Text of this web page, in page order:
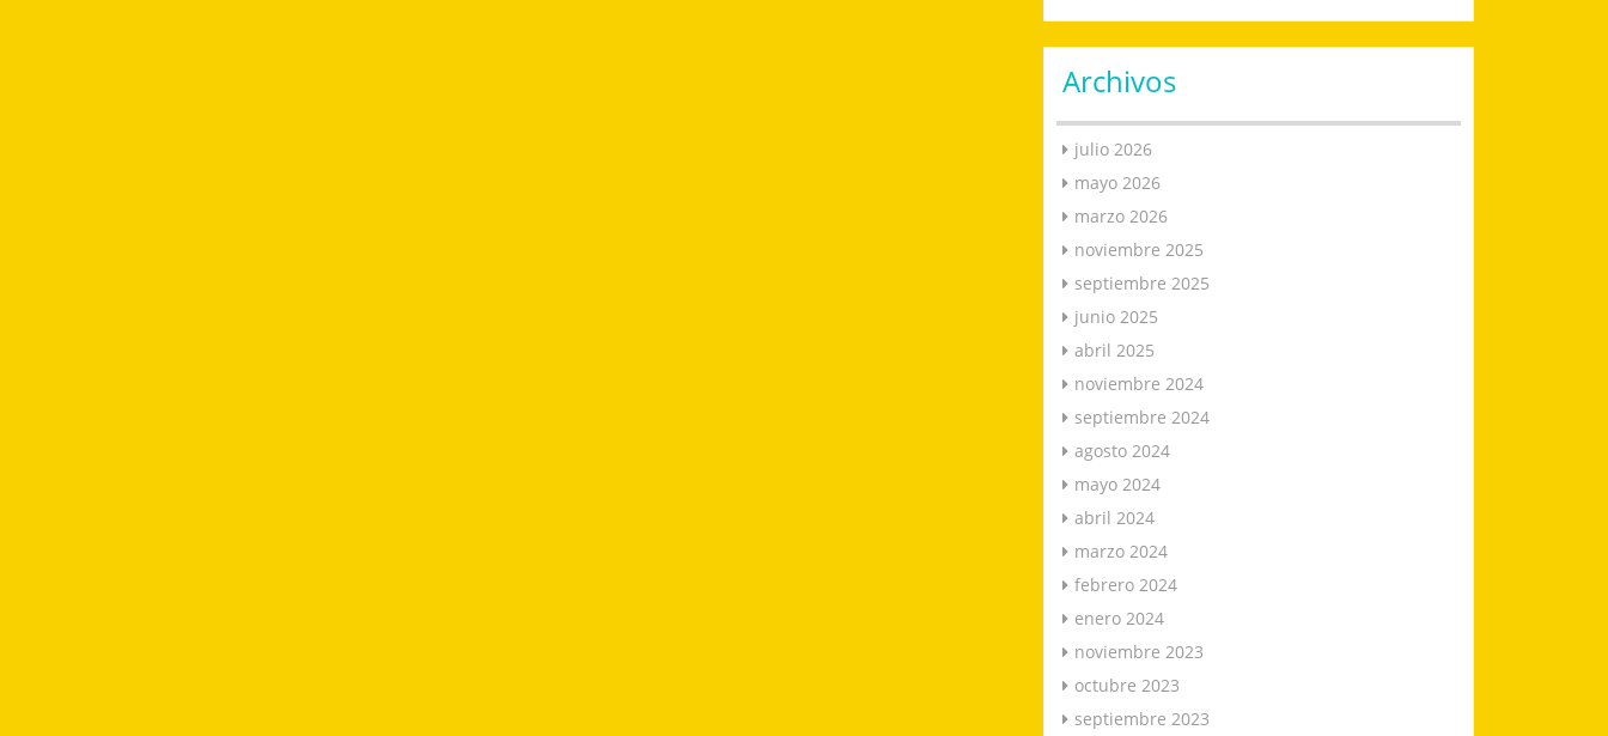
Archivos
julio 2026
mayo 2026
marzo 2026
noviembre 2025
septiembre 2025
junio 2025
abril 2025
noviembre 2024
septiembre 2024
agosto 2024
mayo 2024
abril 2024
marzo 2024
febrero 2024
enero 2024
noviembre 2023
octubre 2023
septiembre 2023